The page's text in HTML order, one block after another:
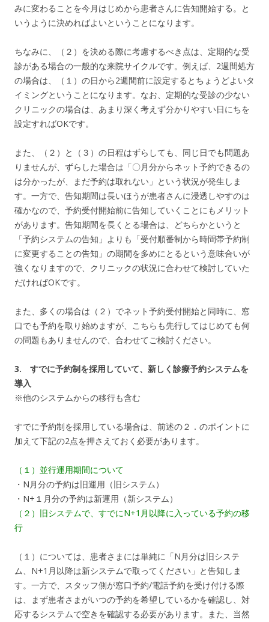
みに変わることを今月はじめから患者さんに告知開始する。と
いうように決めればよいということになります。
ちなみに、（２）を決める際に考慮するべき点は、定期的な受
診がある場合の一般的な来院サイクルです。例えば、2週間処方
の場合は、（１）の日から2週間前に設定するとちょうどよいタ
イミングということになります。なお、定期的な受診の少ない
クリニックの場合は、あまり深く考えず分かりやすい日にちを
設定すればOKです。
また、（２）と（３）の日程はずらしても、同じ日でも問題あ
りませんが、ずらした場合は「〇月分からネット予約できるの
は分かったが、まだ予約は取れない」という状況が発生しま
す。一方で、告知期間は長いほうが患者さんに浸透しやすのは
確かなので、予約受付開始前に告知していくことにもメリット
があります。告知期間を長くとる場合は、どちらかというと
「予約システムの告知」よりも「受付順番制から時間帯予約制
に変更することの告知」の期間を多めにとるという意味合いが
強くなりますので、クリニックの状況に合わせて検討していた
だければOKです。
また、多くの場合は（２）でネット予約受付開始と同時に、窓
口でも予約を取り始めますが、こちらも先行してはじめても何
の問題もありませんので、合わせてご検討ください。
3. すでに予約制を採用していて、新しく診療予約システムを
導入
※他のシステムからの移行も含む
すでに予約制を採用している場合は、前述の２．のポイントに
加えて下記の2点を押さえておく必要があります。
（１）並行運用期間について
・N月分の予約は旧運用（旧システム）
・N+１月分の予約は新運用（新システム）
（２）旧システムで、すでにN+1月以降に入っている予約の移
行
（１）については、患者さまには単純に「N月分は旧システ
ム、N+1月以降は新システムで取ってください」と告知しま
す。一方で、スタッフ側が窓口予約/電話予約を受け付ける際
は、まず患者さまがいつの予約を希望しているかを確認し、対
応するシステムで空きを確認する必要があります。また、当然